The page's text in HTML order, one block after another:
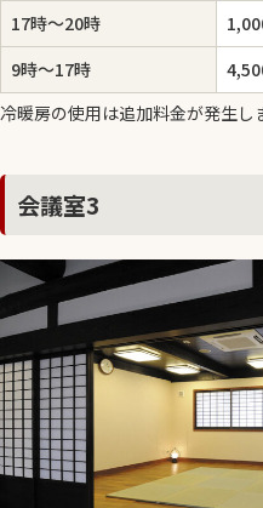
17時～20時
9時～17時
冷暖房の使用は追加料金が発生し
会議室3